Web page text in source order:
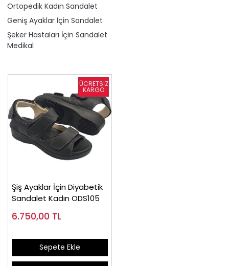
Ortopedik Kadın Sandalet
Geniş Ayaklar İçin Sandalet
Şeker Hastaları İçin Sandalet
Medikal
Şiş Ayaklar İçin Diyabetik
Sandalet Kadın ODS105
6.750,00 TL
Sepete Ekle